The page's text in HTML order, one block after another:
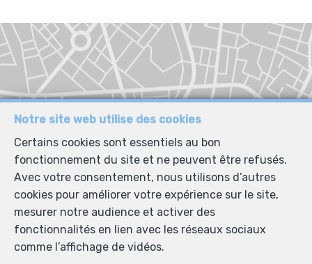
Notre site web utilise des cookies
Certains cookies sont essentiels au bon
fonctionnement du site et ne peuvent être refusés.
Avec votre consentement, nous utilisons d’autres
cookies pour améliorer votre expérience sur le site,
mesurer notre audience et activer des
fonctionnalités en lien avec les réseaux sociaux
comme l’affichage de vidéos.